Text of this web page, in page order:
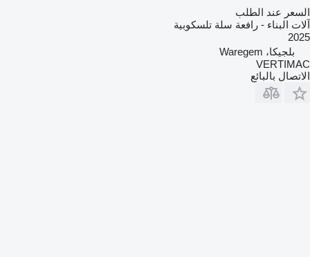
السعر عند الطلب
آلات البناء - رافعة سلة تلسكوبية
2025
بلجيكا، Waregem
VERTIMAC
الاتصال بالبائع